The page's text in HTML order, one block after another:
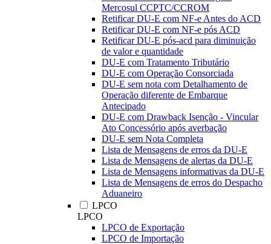
Mercosul CCPTC/CCROM
Retificar DU-E com NF-e Antes do ACD
Retificar DU-E com NF-e pós ACD
Retificar DU-E pós-acd para diminuição
de valor e quantidade
DU-E com Tratamento Tributário
DU-E com Operação Consorciada
DU-E sem nota com Detalhamento de
Operação diferente de Embarque
Antecipado
DU-E com Drawback Isenção - Vincular
Ato Concessório após averbação
DU-E sem Nota Completa
Lista de Mensagens de erros da DU-E
Lista de Mensagens de alertas da DU-E
Lista de Mensagens informativas da DU-E
Lista de Mensagens de erros do Despacho
Aduaneiro
LPCO
LPCO
LPCO de Exportação
LPCO de Importação